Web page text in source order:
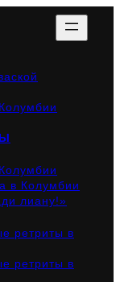
в Колумбии
лиану!»
ретриты в
ретриты в